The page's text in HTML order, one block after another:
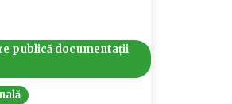
publică documentații